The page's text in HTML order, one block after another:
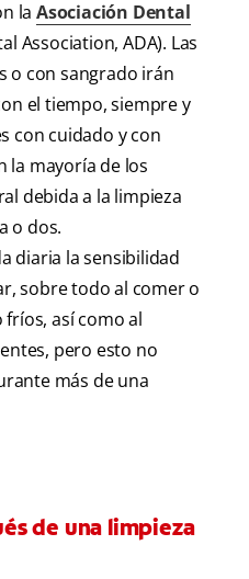
laAsociación Dental
Association, ADA). Las
o con sangrado irán
el tiempo, siempre y
con cuidado y con
la mayoría de los
debida a la limpieza
o dos.
diaria la sensibilidad
sobre todo al comer o
así como al
pero esto no
más de una
de una limpieza